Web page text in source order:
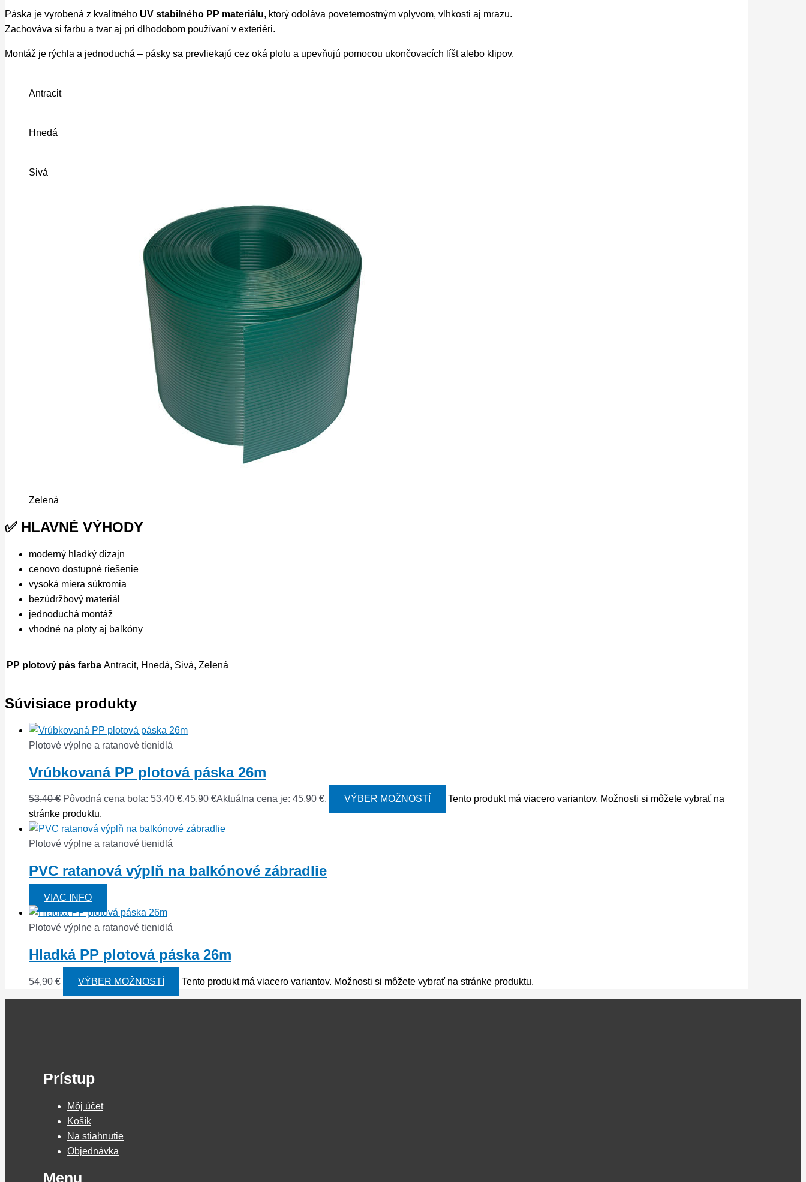
Páska je vyrobená z kvalitného UV stabilného PP materiálu, ktorý odoláva poveternostným vplyvom, vlhkosti aj mrazu.
Zachováva si farbu a tvar aj pri dlhodobom používaní v exteriéri.
Montáž je rýchla a jednoduchá – pásky sa prevliekajú cez oká plotu a upevňujú pomocou ukončovacích líšt alebo klipov.
Antracit
Hnedá
Sivá
Zelená
✅ HLAVNÉ VÝHODY
moderný hladký dizajn
cenovo dostupné riešenie
vysoká miera súkromia
bezúdržbový materiál
jednoduchá montáž
vhodné na ploty aj balkóny
PP plotový pás farba Antracit, Hnedá, Sivá, Zelená
Súvisiace produkty
Plotové výplne a ratanové tienidlá
Vrúbkovaná PP plotová páska 26m
53,40€ Pôvodná cena bola: 53,40 €.45,90 €Aktuálna cena je: 45,90 €. VÝBER MOŽNOSTÍ
Tento produkt má viacero variantov. Možnosti si môžete vybrať na
stránke produktu.
Plotové výplne a ratanové tienidlá
PVC ratanová výplň na balkónové zábradlie
VIAC INFO
Plotové výplne a ratanové tienidlá
Hladká PP plotová páska 26m
54,90 € VÝBER MOŽNOSTÍ Tento produkt má viacero variantov. Možnosti si môžete vybrať na stránke produktu.
Prístup
Môj účet
Košík
Na stiahnutie
Objednávka
Menu